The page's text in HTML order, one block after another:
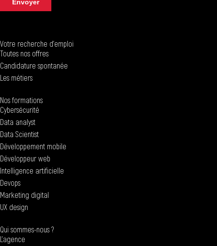
Votre recherche d'emploi
Toutes nos offres
Candidature spontanée
Les métiers
Nos formations
Cybersécurité
Data analyst
Data Scientist
Développement mobile
Développeur web
Intelligence artificielle
Devops
Marketing digital
UX design
Qui sommes-nous ?
L'agence